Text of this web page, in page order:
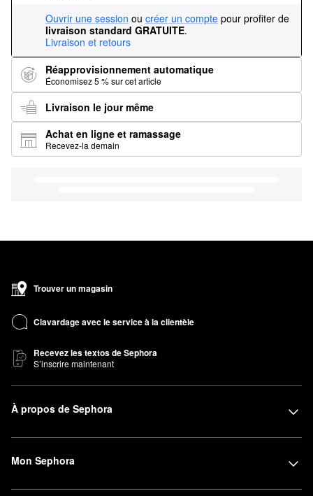
Ouvrir une session ou créer un compte pour profiter de
livraison standard GRATUITE.
Livraison et retours
Réapprovisionnement automatique
Économisez 5 % sur cet article
Livraison le jour même
Achat en ligne et ramassage
Recevez-la demain
Trouver un magasin
Clavardage avec le service à la clientèle
Recevez les textos de Sephora
S’inscrire maintenant
À propos de Sephora
Mon Sephora